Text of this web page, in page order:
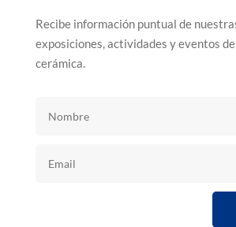
Recibe información puntual de
exposiciones, actividades y eventos
cerámica.